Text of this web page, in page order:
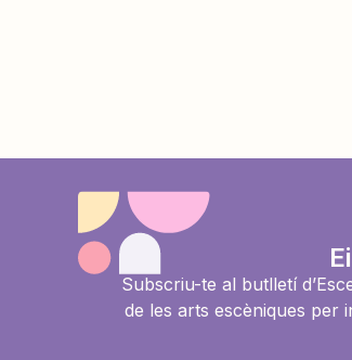
Subscriu-te al butlletí
de les arts escèniques per